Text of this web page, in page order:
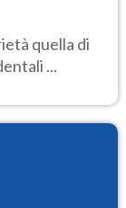
quella di
...